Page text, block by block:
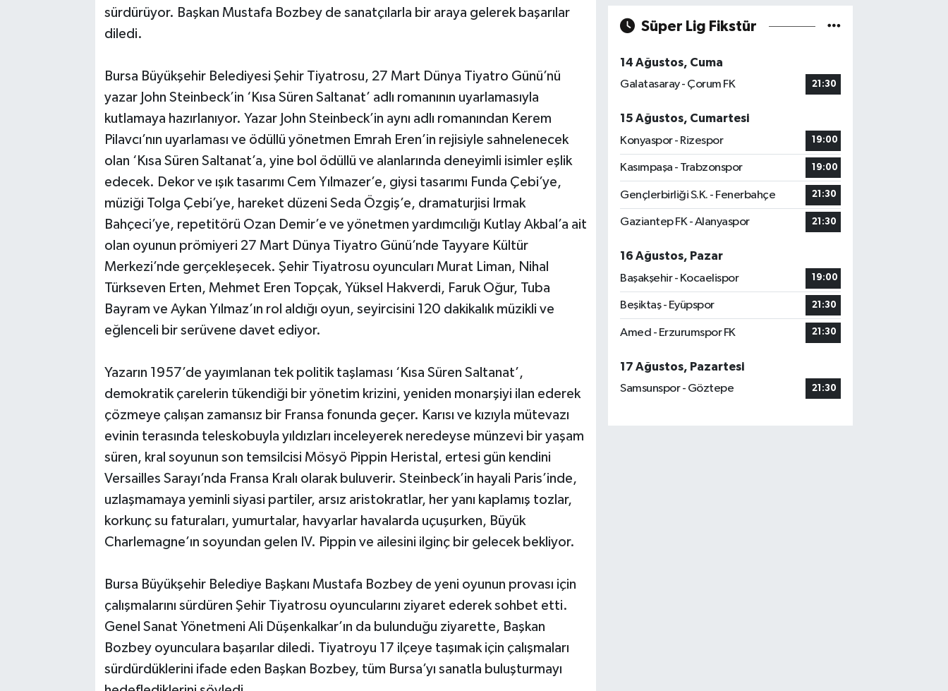
sürdürüyor. Başkan Mustafa Bozbey de sanatçılarla bir araya gelerek başarılar
diledi.
Bursa Büyükşehir Belediyesi Şehir Tiyatrosu, 27 Mart Dünya Tiyatro Günü’nü
yazar John Steinbeck’in ‘Kısa Süren Saltanat’ adlı romanının uyarlamasıyla
kutlamaya hazırlanıyor. Yazar John Steinbeck’in aynı adlı romanından Kerem
Pilavcı’nın uyarlaması ve ödüllü yönetmen Emrah Eren’in rejisiyle sahnelenecek
olan ‘Kısa Süren Saltanat’a, yine bol ödüllü ve alanlarında deneyimli isimler eşlik
edecek. Dekor ve ışık tasarımı Cem Yılmazer’e, giysi tasarımı Funda Çebi’ye,
müziği Tolga Çebi’ye, hareket düzeni Seda Özgiş’e, dramaturjisi Irmak
Bahçeci’ye, repetitörü Ozan Demir’e ve yönetmen yardımcılığı Kutlay Akbal’a ait
olan oyunun prömiyeri 27 Mart Dünya Tiyatro Günü’nde Tayyare Kültür
Merkezi’nde gerçekleşecek. Şehir Tiyatrosu oyuncuları Murat Liman, Nihal
Türkseven Erten, Mehmet Eren Topçak, Yüksel Hakverdi, Faruk Oğur, Tuba
Bayram ve Aykan Yılmaz’ın rol aldığı oyun, seyircisini 120 dakikalık müzikli ve
eğlenceli bir serüvene davet ediyor.
Yazarın 1957’de yayımlanan tek politik taşlaması ‘Kısa Süren Saltanat’,
demokratik çarelerin tükendiği bir yönetim krizini, yeniden monarşiyi ilan ederek
çözmeye çalışan zamansız bir Fransa fonunda geçer. Karısı ve kızıyla mütevazı
evinin terasında teleskobuyla yıldızları inceleyerek neredeyse münzevi bir yaşam
süren, kral soyunun son temsilcisi Mösyö Pippin Heristal, ertesi gün kendini
Versailles Sarayı’nda Fransa Kralı olarak buluverir. Steinbeck’in hayali Paris’inde,
uzlaşmamaya yeminli siyasi partiler, arsız aristokratlar, her yanı kaplamış tozlar,
korkunç su faturaları, yumurtalar, havyarlar havalarda uçuşurken, Büyük
Charlemagne’ın soyundan gelen IV. Pippin ve ailesini ilginç bir gelecek bekliyor.
Bursa Büyükşehir Belediye Başkanı Mustafa Bozbey de yeni oyunun provası için
çalışmalarını sürdüren Şehir Tiyatrosu oyuncularını ziyaret ederek sohbet etti.
Genel Sanat Yönetmeni Ali Düşenkalkar’ın da bulunduğu ziyarette, Başkan
Bozbey oyunculara başarılar diledi. Tiyatroyu 17 ilçeye taşımak için çalışmaları
sürdürdüklerini ifade eden Başkan Bozbey, tüm Bursa’yı sanatla buluşturmayı
Süper Lig Fikstür
14 Ağustos, Cuma
Galatasaray - Çorum FK
21:30
15 Ağustos, Cumartesi
Konyaspor - Rizespor
19:00
Kasımpaşa - Trabzonspor 19:00
Gençlerbirliği S.K. - Fenerbahçe 21:30
Gaziantep FK - Alanyaspor 21:30
16 Ağustos, Pazar
Başakşehir - Kocaelispor
19:00
Beşiktaş - Eyüpspor 21:30
Amed - Erzurumspor FK 21:30
17 Ağustos, Pazartesi
Samsunspor - Göztepe
21:30